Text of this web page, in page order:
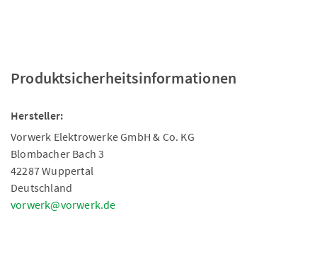
Produktsicherheitsinformationen
Hersteller:
Vorwerk Elektrowerke GmbH & Co. KG
Blombacher Bach 3
42287 Wuppertal
Deutschland
vorwerk@vorwerk.de